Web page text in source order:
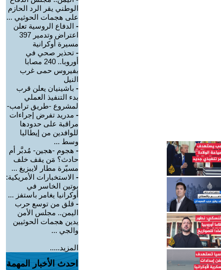
الوطني يقر الرد الحازم
على هجمات الحوثيي ...
- الدفاع الروسية تعلن
اعتراض وتدمير 397
مسيرة أوكرانية
- تحذير صحي في
أوروبا.. 240 مصابا
بفيروس حمى غرب
النيل
- باشينيان يعلن قرب
بدء التنفيذ العملي
لمشروع -طريق ترامب-
- مدريد تفرض إجراءات
مراقبة على حدودها
للوافدين من إيطاليا
وسط ...
- هجوم -هجين- مُدبَّر أم
حادث؟ مَن يقف خلف
مسيّرة مطار لايبزيغ ...
- الاستخبارات الأمريكية:
بوتين الخاسر في
أوكرانيا يغامر باستفز ...
- قلق من توسع حرب
اليمن.. مجلس الأمن
يدين هجمات الحوثيين
والجي ...
المزيد.....
احدث الأخبار المهمة